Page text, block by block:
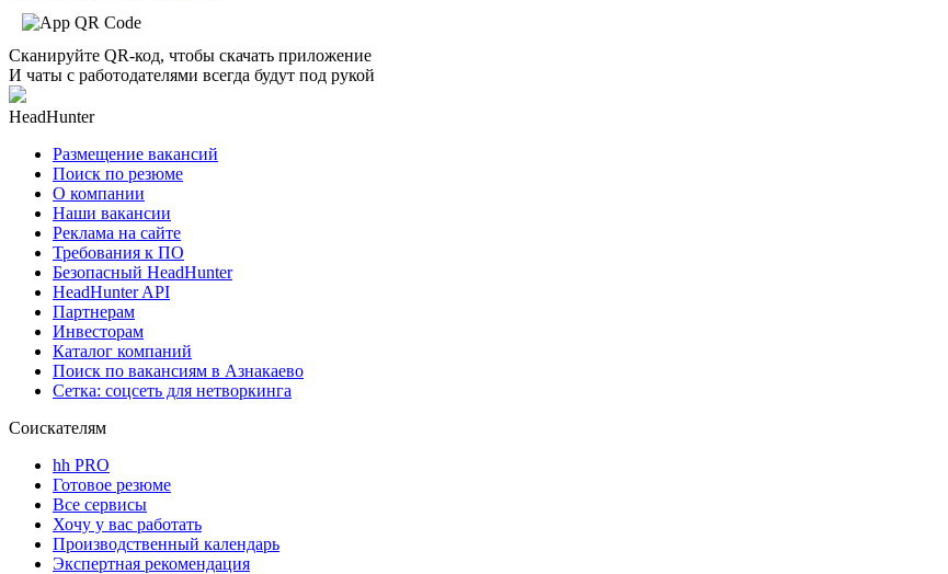
Сканируйте QR-код, чтобы скачать приложение
И чаты с работодателями всегда будут под рукой
HeadHunter
Размещение вакансий
Поиск по резюме
О компании
Наши вакансии
Реклама на сайте
Требования к ПО
Безопасный HeadHunter
HeadHunter API
Партнерам
Инвесторам
Каталог компаний
Поиск по вакансиям в Азнакаево
Сетка: соцсеть для нетворкинга
Соискателям
hh PRO
Готовое резюме
Все сервисы
Хочу у вас работать
Производственный календарь
Экспертная рекомендация